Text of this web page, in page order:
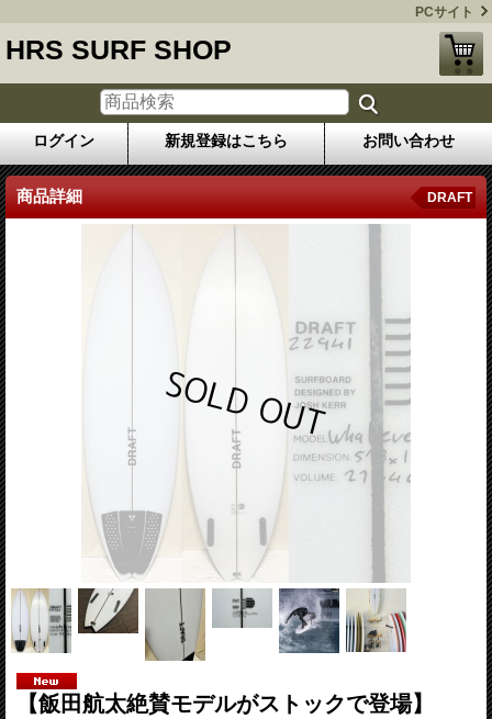
PCサイト
HRS SURF SHOP
ログイン 新規登録はこちら お問い合わせ
商品詳細 DRAFT
【飯田航太絶賛モデルがストックで登場】